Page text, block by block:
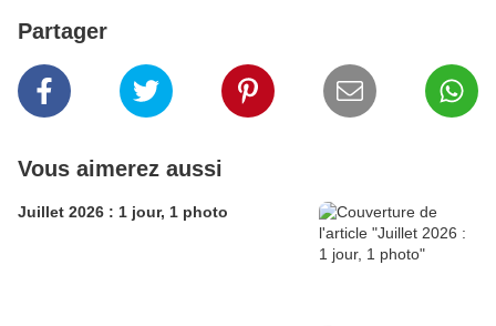
Partager
Vous aimerez aussi
Juillet 2026 : 1 jour, 1 photo